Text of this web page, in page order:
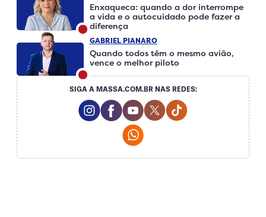
Enxaqueca: quando a dor interrompe
a vida e o autocuidado pode fazer a
diferença
GABRIEL PIANARO
Quando todos têm o mesmo avião,
vence o melhor piloto
SIGA A MASSA.COM.BR NAS REDES:
Instagram Social Media
Facebook Social Media
Youtube Social Media
Twitter Social Media
Tiktok Social
Whatsapp Social Media